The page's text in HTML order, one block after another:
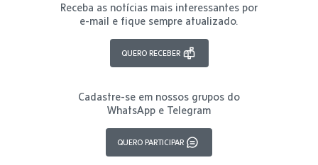
Receba as notícias mais interessantes por
e-mail e fique sempre atualizado.
QUERO RECEBER
Cadastre-se em nossos grupos do
WhatsApp e Telegram
QUERO PARTICIPAR